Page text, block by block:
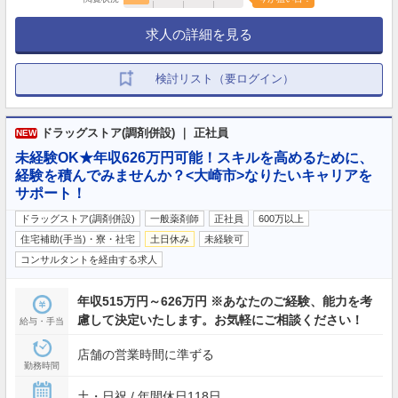
求人の詳細を見る
検討リスト（要ログイン）
NEW ドラッグストア(調剤併設) ｜ 正社員
未経験OK★年収626万円可能！スキルを高めるために、
経験を積んでみませんか？<大崎市>なりたいキャリアを
サポート！
ドラッグストア(調剤併設) 一般薬剤師 正社員
600万以上
住宅補助(手当)・寮・社宅
土日休み
未経験可
コンサルタントを経由する求人
給与・手当
年収515万円～626万円 ※あなたのご経験、能力を考
慮して決定いたします。お気軽にご相談ください！
勤務時間
店舗の営業時間に準ずる